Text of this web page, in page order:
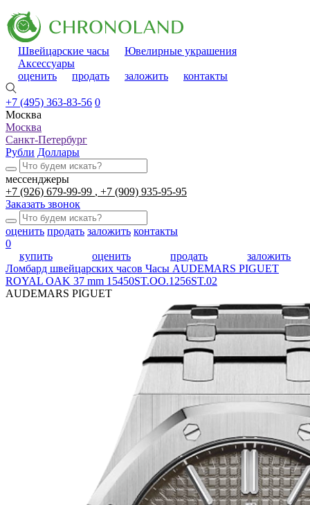
Швейцарские часы
Ювелирные украшения
Аксессуары
оценить
продать заложить контакты
+7 (495) 363-83-56 0
Москва
Москва
Санкт-Петербург
Рубли Доллары
мессенджеры
+7 (926) 679-99-99
+7 (909) 935-95-95
Заказать звонок
оценить продать заложить контакты
0
купить
оценить продать
заложить
Ломбард швейцарских часов Часы AUDEMARS PIGUET
ROYAL OAK 37 mm 15450ST.OO.1256ST.02
AUDEMARS PIGUET